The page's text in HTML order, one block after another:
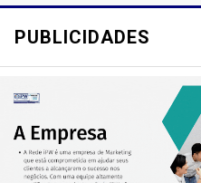
PUBLICIDADES